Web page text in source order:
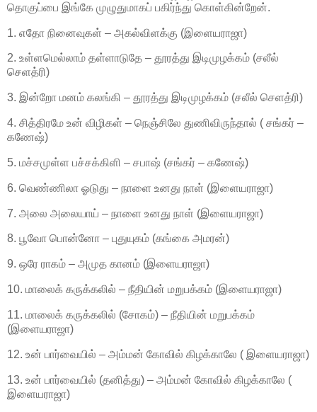
தொகுப்பை இங்கே முழுதுமாகப் பகிர்ந்து கொள்கின்றேன்.
1. எதோ நினைவுகள் – அகல்விளக்கு (இளையராஜா)
2. உள்ளமெல்லாம் தள்ளாடுதே – தூரத்து இடிமுழக்கம் (சலீல்
செளத்ரி)
3. இன்றோ மனம் கலங்கி – தூரத்து இடிமுழக்கம் (சலீல் செளத்ரி)
4. சித்திரமே உன் விழிகள் – நெஞ்சிலே துணிவிருந்தால் ( சங்கர் –
கணேஷ்)
5. மச்சமுள்ள பச்சக்கிளி – சபாஷ் (சங்கர் – கணேஷ்)
6. வெண்ணிலா ஓடுது – நாளை உனது நாள் (இளையராஜா)
7. அலை அலையாய் – நாளை உனது நாள் (இளையராஜா)
8. பூவோ பொன்னோ – புதுயுகம் (கங்கை அமரன்)
9. ஒரே ராகம் – அமுத கானம் (இளையராஜா)
10. மாலைக் கருக்கலில் – நீதியின் மறுபக்கம் (இளையராஜா)
11. மாலைக் கருக்கலில் (சோகம்) – நீதியின் மறுபக்கம்
(இளையராஜா)
12. உன் பார்வையில் – அம்மன் கோவில் கிழக்காலே ( இளையராஜா)
13. உன் பார்வையில் (தனித்து) – அம்மன் கோவில் கிழக்காலே (
இளையராஜா)